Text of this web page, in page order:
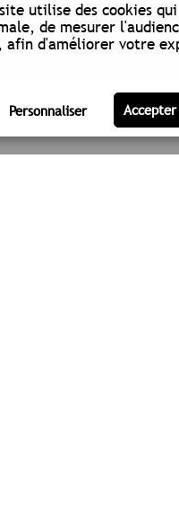
utilise des cookies
de mesurer
afin d'améliorer votre